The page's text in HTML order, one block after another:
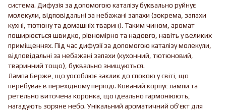
система. Дифузія за допомогою каталізу буквально руйнує
молекули, відповідальні за небажані запахи (зокрема, запахи
кухні, тютюну та домашніх тварин). Таким чином, аромат
поширюється швидко, рівномірно та надовго, навіть у великих
приміщеннях. Під час дифузії за допомогою каталізу молекули,
відповідальні за небажані запахи (кухонний, тютюновий,
тваринний тощо), буквально знищуються.
Лампа Берже, що уособлює заклик до спокою у світі, що
перебуває в перехідному періоді. Кований корпус лампи та
ретельно виточена коронка, що ідеально гармоніюють,
нагадують зоряне небо. Унікальний ароматичний об'єкт для